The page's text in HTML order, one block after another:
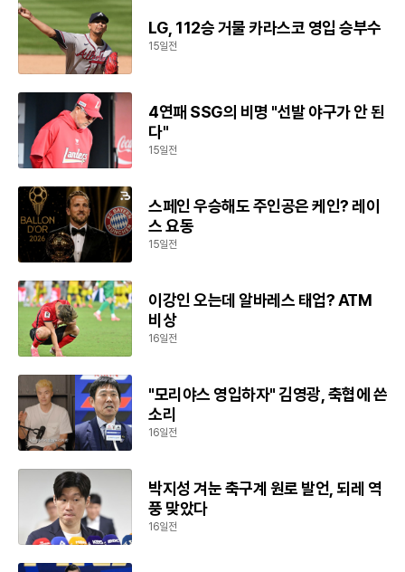
LG, 112승 거물 카라스코 영입 승부수
15일전
4연패 SSG의 비명 "선발 야구가 안 된
다"
15일전
스페인 우승해도 주인공은 케인? 레이
스 요동
15일전
이강인 오는데 알바레스 태업? ATM
비상
16일전
"모리야스 영입하자" 김영광, 축협에 쓴
소리
16일전
박지성 겨눈 축구계 원로 발언, 되레 역
풍 맞았다
16일전